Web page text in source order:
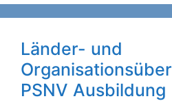
Länder- und
PSNV Ausbildung